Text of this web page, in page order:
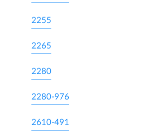
2255
2265
2280
2280-976
2610-491